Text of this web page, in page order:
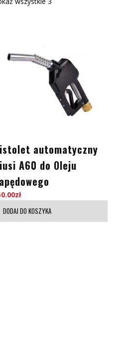
automatyczny
A60 do Oleju
zł
DODAJ DO KOSZYKA